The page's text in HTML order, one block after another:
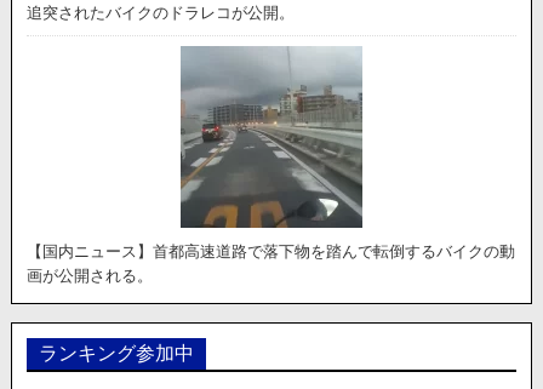
追突されたバイクのドラレコが公開。
【国内ニュース】首都高速道路で落下物を踏んで転倒するバイクの動
画が公開される。
ランキング参加中